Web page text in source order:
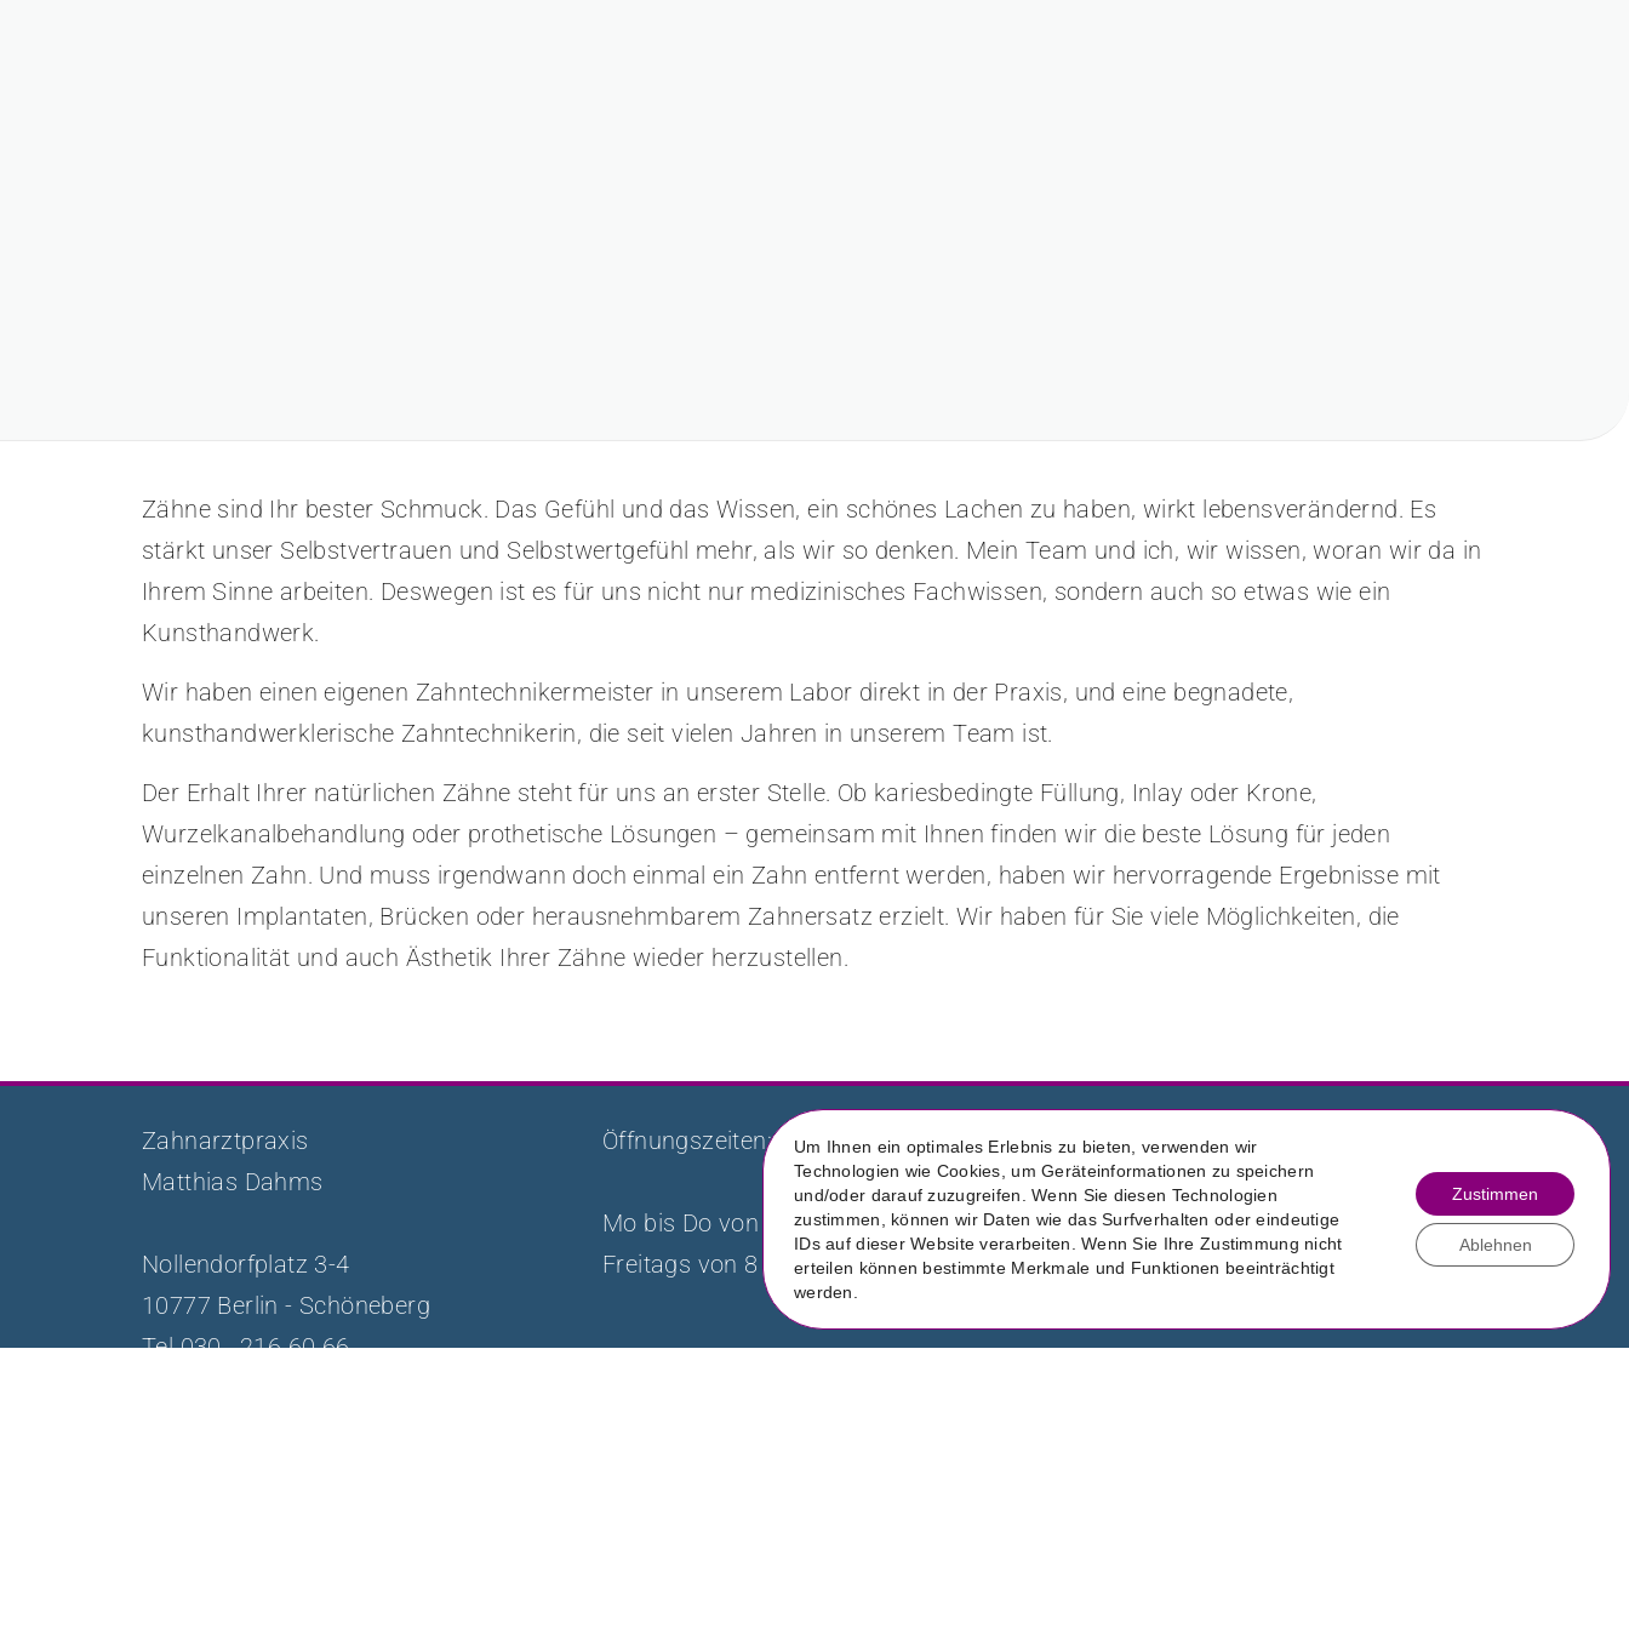
Zähne sind Ihr bester Schmuck. Das Gefühl und das Wissen, ein schönes Lachen zu haben, wirkt lebensverändernd. Es
stärkt unser Selbstvertrauen und Selbstwertgefühl mehr, als wir so denken. Mein Team und ich, wir wissen, woran wir da in
Ihrem Sinne arbeiten. Deswegen ist es für uns nicht nur medizinisches Fachwissen, sondern auch so etwas wie ein
Kunsthandwerk.
Wir haben einen eigenen Zahntechnikermeister in unserem Labor direkt in der Praxis, und eine begnadete,
kunsthandwerklerische Zahntechnikerin, die seit vielen Jahren in unserem Team ist.
Der Erhalt Ihrer natürlichen Zähne steht für uns an erster Stelle. Ob kariesbedingte Füllung, Inlay oder Krone,
Wurzelkanalbehandlung oder prothetische Lösungen – gemeinsam mit Ihnen finden wir die beste Lösung für jeden
einzelnen Zahn. Und muss irgendwann doch einmal ein Zahn entfernt werden, haben wir hervorragende Ergebnisse mit
unseren Implantaten, Brücken oder herausnehmbarem Zahnersatz erzielt. Wir haben für Sie viele Möglichkeiten, die
Funktionalität und auch Ästhetik Ihrer Zähne wieder herzustellen.
Zahnarztpraxis
Matthias Dahms
Nollendorfplatz 3-4
10777 Berlin - Schöneberg
Tel030 . 216 60 66
Öffnungszeiten:
Mo bis Do von 8 bis 19 Uhr
Freitags von 8 bis 18 Uhr
Datenschutz
Impressum
Um Ihnen ein optimales Erlebnis zu bieten, verwenden wir
Technologien wie Cookies, um Geräteinformationen zu speichern
und/oder darauf zuzugreifen. Wenn Sie diesen Technologien
zustimmen, können wir Daten wie das Surfverhalten oder eindeutige
IDs auf dieser Website verarbeiten. Wenn Sie Ihre Zustimmung nicht
erteilen können bestimmte Merkmale und Funktionen beeinträchtigt
werden.
Zustimmen
Ablehnen